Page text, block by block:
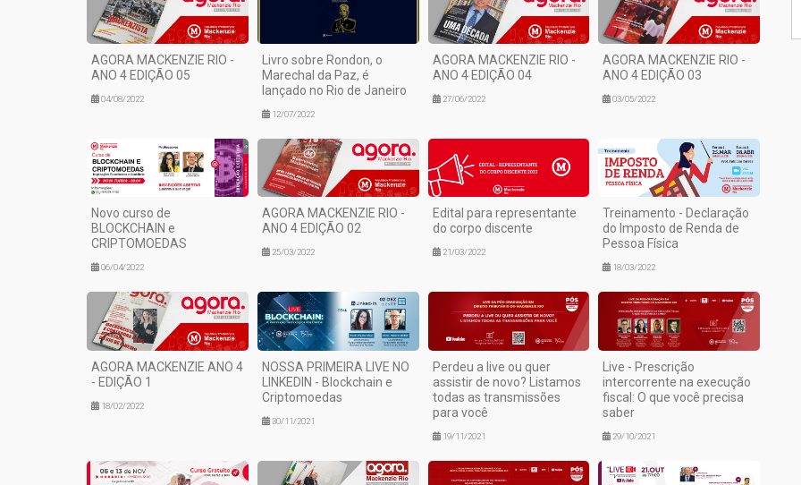
AGORA MACKENZIE RIO -
ANO 4 EDIÇÃO 05
04/08/2022
Livro sobre Rondon, o
Marechal da Paz, é
lançado no Rio de Janeiro
12/07/2022
AGORA MACKENZIE RIO -
ANO 4 EDIÇÃO 04
27/06/2022
AGORA MACKENZIE RIO -
ANO 4 EDIÇÃO 03
03/05/2022
Novo curso de
BLOCKCHAIN e
CRIPTOMOEDAS
06/04/2022
AGORA MACKENZIE RIO -
ANO 4 EDIÇÃO 02
25/03/2022
Edital para representante
do corpo discente
21/03/2022
Treinamento - Declaração
do Imposto de Renda de
Pessoa Física
18/03/2022
AGORA MACKENZIE ANO 4
- EDIÇÃO 1
18/02/2022
NOSSA PRIMEIRA LIVE NO
LINKEDIN - Blockchain e
Criptomoedas
30/11/2021
Perdeu a live ou quer
assistir de novo? Listamos
todas as transmissões
para você
19/11/2021
Live - Prescrição
intercorrente na execução
fiscal: O que você precisa
saber
29/10/2021